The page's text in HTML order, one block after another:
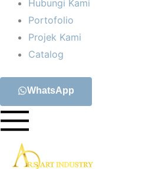
Hubungi Kami
Portofolio
Projek Kami
Catalog
WhatsApp